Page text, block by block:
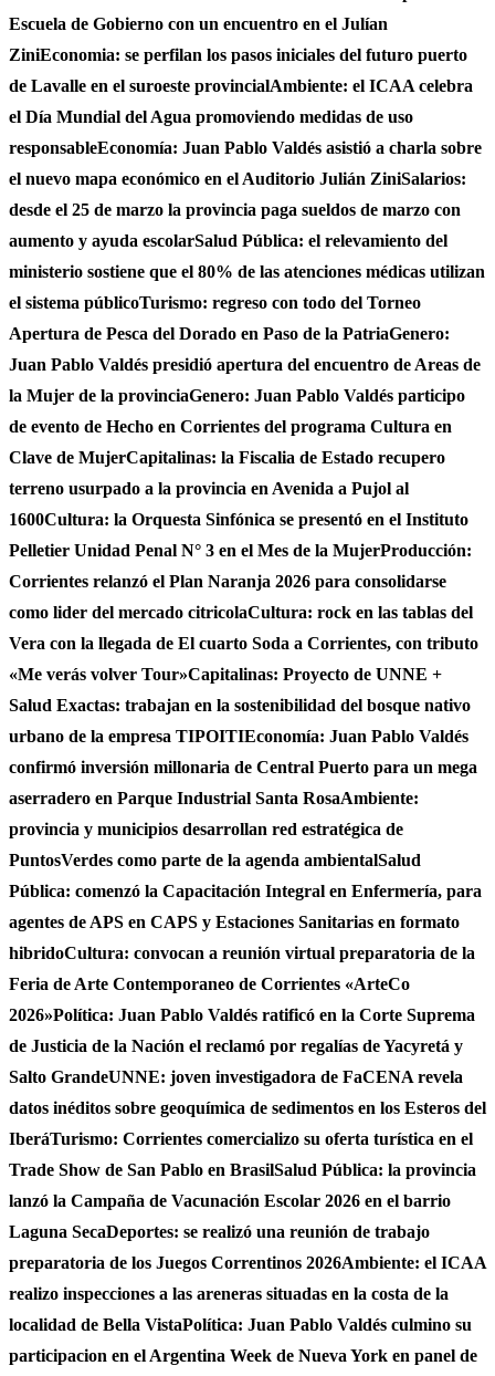
Escuela de Gobierno con un encuentro en el Julían
ZiniEconomia: se perfilan los pasos iniciales del futuro puerto
de Lavalle en el suroeste provincialAmbiente: el ICAA celebra
el Día Mundial del Agua promoviendo medidas de uso
responsableEconomía: Juan Pablo Valdés asistió a charla sobre
el nuevo mapa económico en el Auditorio Julián ZiniSalarios:
desde el 25 de marzo la provincia paga sueldos de marzo con
aumento y ayuda escolarSalud Pública: el relevamiento del
ministerio sostiene que el 80% de las atenciones médicas utilizan
el sistema públicoTurismo: regreso con todo del Torneo
Apertura de Pesca del Dorado en Paso de la PatriaGenero:
Juan Pablo Valdés presidió apertura del encuentro de Areas de
la Mujer de la provinciaGenero: Juan Pablo Valdés participo
de evento de Hecho en Corrientes del programa Cultura en
Clave de MujerCapitalinas: la Fiscalia de Estado recupero
terreno usurpado a la provincia en Avenida a Pujol al
1600Cultura: la Orquesta Sinfónica se presentó en el Instituto
Pelletier Unidad Penal N° 3 en el Mes de la MujerProducción:
Corrientes relanzó el Plan Naranja 2026 para consolidarse
como lider del mercado citricolaCultura: rock en las tablas del
Vera con la llegada de El cuarto Soda a Corrientes, con tributo
«Me verás volver Tour»Capitalinas: Proyecto de UNNE +
Salud Exactas: trabajan en la sostenibilidad del bosque nativo
urbano de la empresa TIPOITIEconomía: Juan Pablo Valdés
confirmó inversión millonaria de Central Puerto para un mega
aserradero en Parque Industrial Santa RosaAmbiente:
provincia y municipios desarrollan red estratégica de
PuntosVerdes como parte de la agenda ambientalSalud
Pública: comenzó la Capacitación Integral en Enfermería, para
agentes de APS en CAPS y Estaciones Sanitarias en formato
hibridoCultura: convocan a reunión virtual preparatoria de la
Feria de Arte Contemporaneo de Corrientes «ArteCo
2026»Política: Juan Pablo Valdés ratificó en la Corte Suprema
de Justicia de la Nación el reclamó por regalías de Yacyretá y
Salto GrandeUNNE: joven investigadora de FaCENA revela
datos inéditos sobre geoquímica de sedimentos en los Esteros del
IberáTurismo: Corrientes comercializo su oferta turística en el
Trade Show de San Pablo en BrasilSalud Pública: la provincia
lanzó la Campaña de Vacunación Escolar 2026 en el barrio
Laguna SecaDeportes: se realizó una reunión de trabajo
preparatoria de los Juegos Correntinos 2026Ambiente: el ICAA
realizo inspecciones a las areneras situadas en la costa de la
localidad de Bella VistaPolítica: Juan Pablo Valdés culmino su
participacion en el Argentina Week de Nueva York en panel de